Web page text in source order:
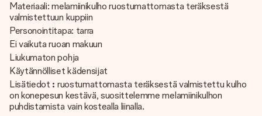
Materiaali: melamiinikulho ruostumattomasta teräksestä
valmistettuun kuppiin
Personointitapa: tarra
Ei vaikuta ruoan makuun
Liukumaton pohja
Käytännölliset kädensijat
Lisätiedot : ruostumattomasta teräksestä valmistettu kulho
on konepesun kestävä, suosittelemme melamiinikulhon
puhdistamista vain kostealla liinalla.